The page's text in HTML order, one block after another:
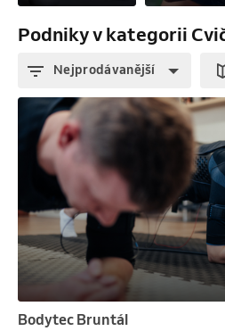
Podniky v kategorii
Nejprodávanější
Bodytec Bruntál